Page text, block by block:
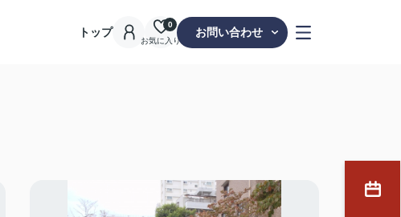
トップ
お気に入り
0
お問い合わせ